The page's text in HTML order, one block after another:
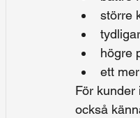
större
högre
ett
För kunder
också